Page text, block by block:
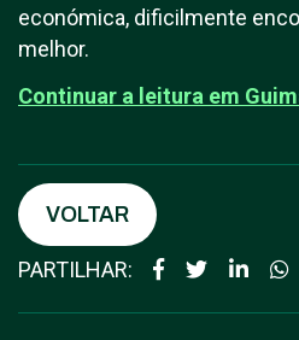
económica, dificilmente
melhor.
Continuar a leitura em
VOLTAR
PARTILHAR: